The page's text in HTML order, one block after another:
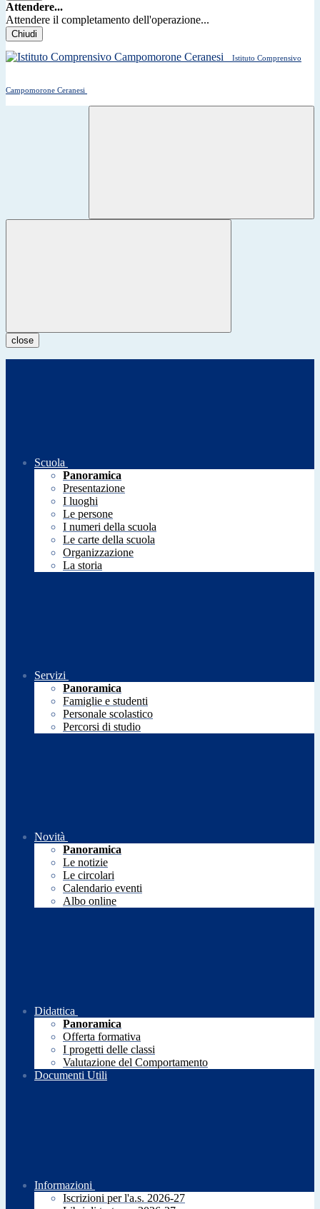
Attendere...
Attendere il completamento dell'operazione...
Chiudi
Istituto Comprensivo
Campomorone Ceranesi
close
Scuola
Panoramica
Presentazione
I luoghi
Le persone
I numeri della scuola
Le carte della scuola
Organizzazione
La storia
Servizi
Panoramica
Famiglie e studenti
Personale scolastico
Percorsi di studio
Novità
Panoramica
Le notizie
Le circolari
Calendario eventi
Albo online
Didattica
Panoramica
Offerta formativa
I progetti delle classi
Valutazione del Comportamento
Documenti Utili
Informazioni
Iscrizioni per l'a.s. 2026-27